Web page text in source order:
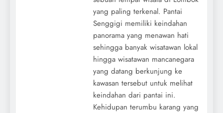
yang paling terkenal. Pantai
Senggigi memiliki keindahan
panorama yang menawan hati
sehingga banyak wisatawan lokal
hingga wisatawan mancanegara
yang datang berkunjung ke
kawasan tersebut untuk melihat
keindahan dari pantai ini.
Kehidupan terumbu karang yang